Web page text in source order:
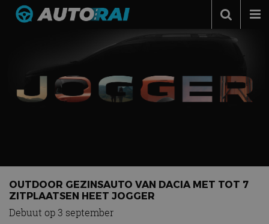
Autotests
OUTDOOR GEZINSAUTO VAN DACIA MET TOT 7
ZITPLAATSEN HEET JOGGER
Debuut op 3 september